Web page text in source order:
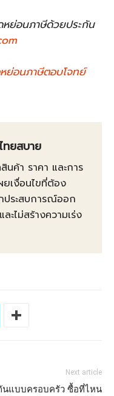
ย่อนภาษีด้วยประกัน
ย่อนภาษีตอบโจทย์
ทยสบาย
นค้า ราคา และการ
ยเงื่อนไขที่ต้อง
ประสบการณ์ออก
ะไม่สร้างความเร่ง
Next article
นแบบครอบครัว ซื้อที่ไหน